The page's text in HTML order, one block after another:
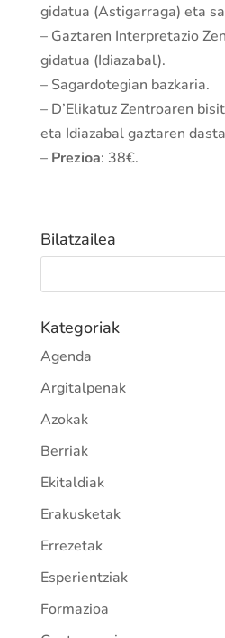
gidatua (Astigarraga) eta
– Gaztaren Interpretazio
gidatua (Idiazabal).
– Sagardotegian bazkaria.
– D’Elikatuz Zentroaren
eta Idiazabal gaztaren
– Prezioa: 38€.
Bilatzailea
Kategoriak
Agenda
Argitalpenak
Azokak
Berriak
Ekitaldiak
Erakusketak
Errezetak
Esperientziak
Formazioa